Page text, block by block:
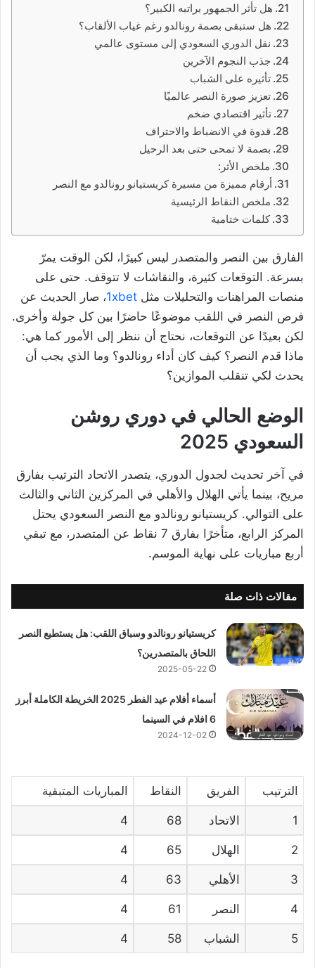
هل تأثر الجمهور براتبه الكبير؟
هل ستبقى بصمة رونالدو رغم غياب الألقاب؟
نقل الدوري السعودي إلى مستوى عالمي
جذب النجوم الآخرين
تأثيره على الشباب
تعزيز صورة النصر عالميًا
تأثير اقتصادي ضخم
قدوة في الانضباط والاحتراف
بصمة لا تمحى حتى بعد الرحيل
ملخص الأثر:
أرقام مميزة من مسيرة كريستيانو رونالدو مع النصر
ملخص النقاط الرئيسية
كلمات ختامية
الفارق بين النصر والمتصدر ليس كبيرًا، لكن الوقت يمرّ
بسرعة. التوقعات كثيرة، والنقاشات لا تتوقف. حتى على
منصات المراهنات والتحليلات مثل 1xbet، صار الحديث عن
فرص النصر في اللقب موضوعًا حاضرًا بين كل جولة وأخرى.
لكن بعيدًا عن التوقعات، نحتاج أن ننظر إلى الأمور كما هي:
ماذا قدم النصر؟ كيف كان أداء رونالدو؟ وما الذي يجب أن
يحدث لكي تنقلب الموازين؟
الوضع الحالي في دوري روشن
السعودي 2025
في آخر تحديث لجدول الدوري، يتصدر الاتحاد الترتيب بفارق
مريح، بينما يأتي الهلال والأهلي في المركزين الثاني والثالث
على التوالي. كريستيانو رونالدو مع النصر السعودي يحتل
المركز الرابع، متأخرًا بفارق 7 نقاط عن المتصدر، مع تبقي
أربع مباريات على نهاية الموسم.
مقالات ذات صلة
كريستيانو رونالدو وسباق اللقب: هل يستطيع النصر
اللحاق بالمتصدرين؟
2025-05-22
أسماء أفلام عيد الفطر 2025 الخريطة الكاملة أبرز
6 افلام في السينما
2024-12-02
الترتيب الفريق النقاط المباريات المتبقية
1 الاتحاد 68
4
2 الهلال 65
4
3 الأهلي 63
4
4 النصر 61
4
5 الشباب 58
4